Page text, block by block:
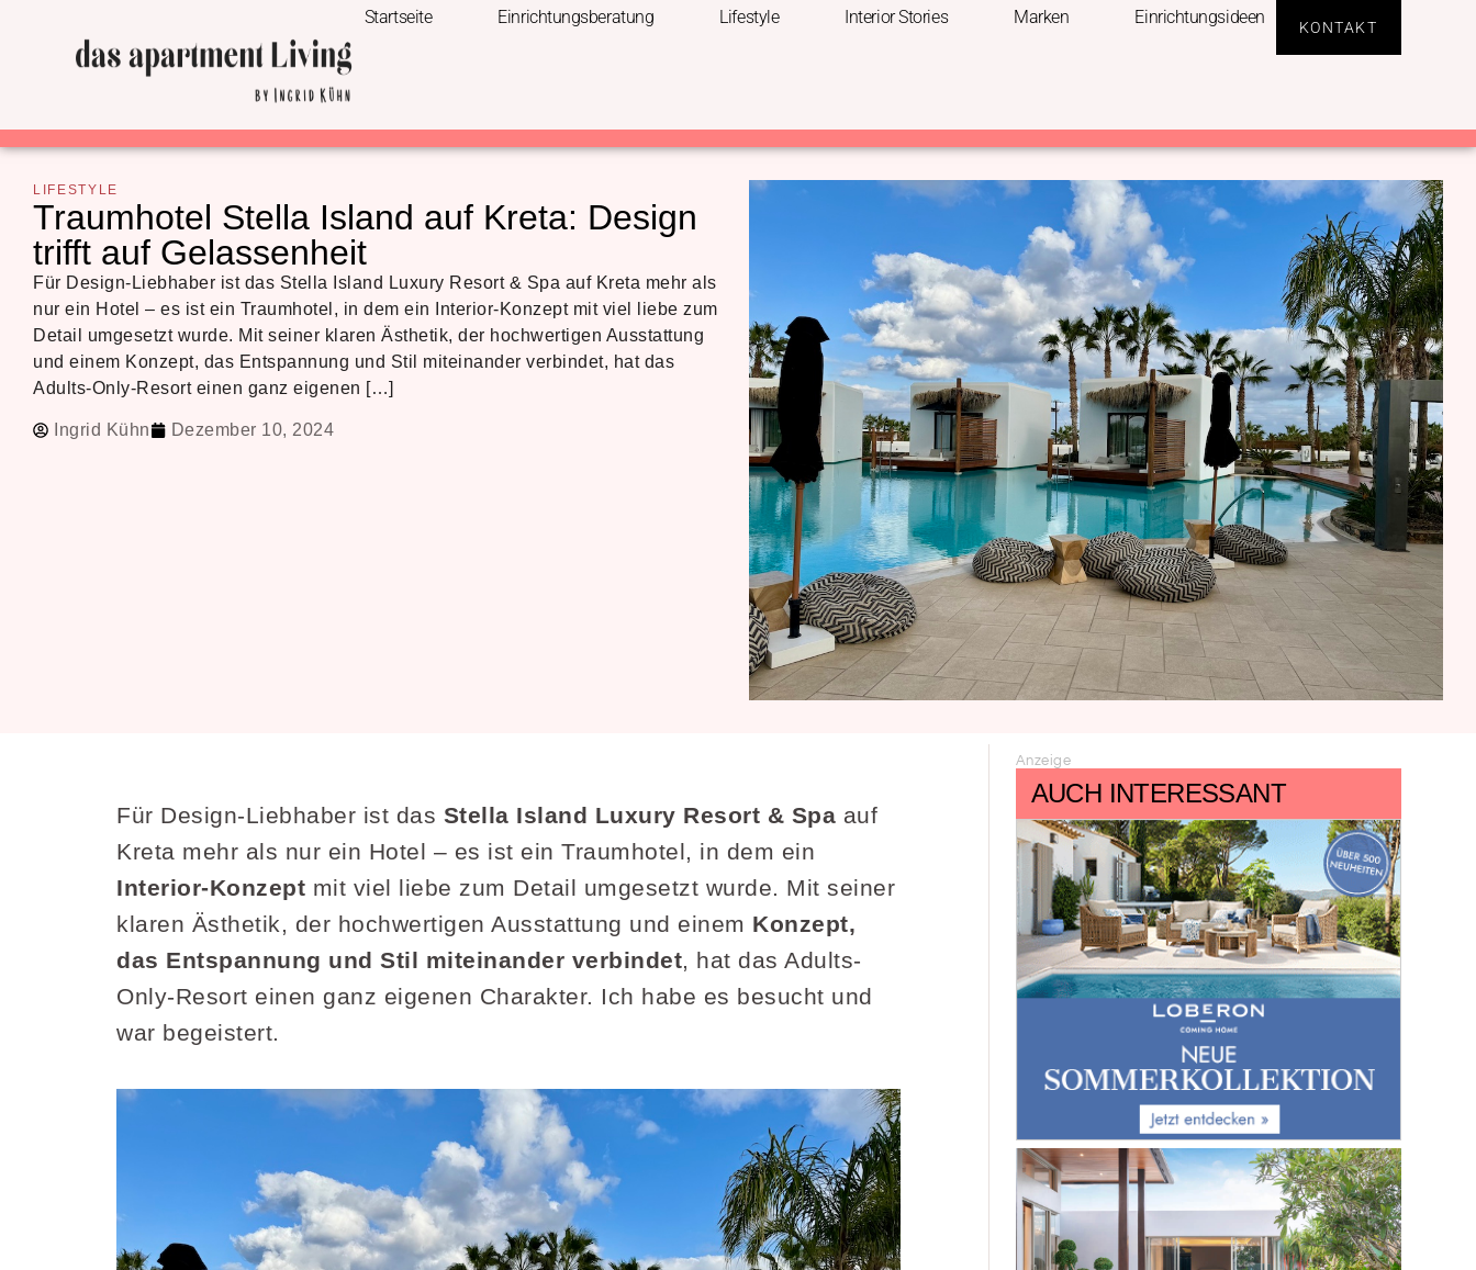
Startseite Einrichtungsberatung Lifestyle Interior Stories Marken Einrichtungsideen KONTAKT
LIFESTYLE
Traumhotel Stella Island auf Kreta: Design
trifft auf Gelassenheit
Für Design-Liebhaber ist das Stella Island Luxury Resort & Spa auf Kreta mehr als
nur ein Hotel – es ist ein Traumhotel, in dem ein Interior-Konzept mit viel liebe zum
Detail umgesetzt wurde. Mit seiner klaren Ästhetik, der hochwertigen Ausstattung
und einem Konzept, das Entspannung und Stil miteinander verbindet, hat das
Adults-Only-Resort einen ganz eigenen […]
Ingrid Kühn Dezember 10, 2024
Für Design-Liebhaber ist das Stella Island Luxury Resort & Spa auf
Kreta mehr als nur ein Hotel – es ist ein Traumhotel, in dem ein
Interior-Konzept mit viel liebe zum Detail umgesetzt wurde. Mit seiner
klaren Ästhetik, der hochwertigen Ausstattung und einem Konzept,
das Entspannung und Stil miteinander verbindet, hat das Adults-
Only-Resort einen ganz eigenen Charakter. Ich habe es besucht und
war begeistert.
Anzeige
AUCH INTERESSANT